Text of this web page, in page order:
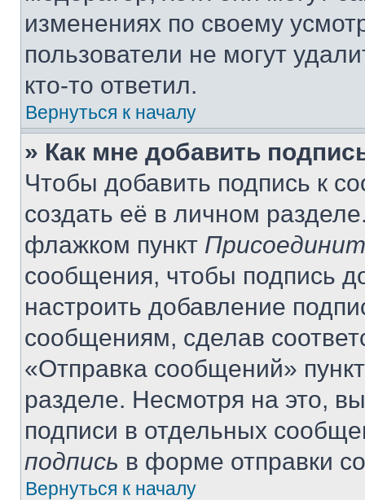
изменениях по своему
пользователи не могут
кто-то ответил.
Вернуться к началу
» Как мне добавить
Чтобы добавить подпись к
создать её в личном
флажком пункт
сообщения, чтобы подпись
настроить добавление
сообщениям, сделав
«Отправка сообщений»
разделе. Несмотря на это,
подписи в отдельных
подпись в форме отправки
Вернуться к началу